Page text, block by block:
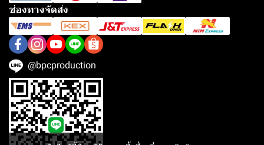
ช่องทางจัดส่ง
@bpcproduction